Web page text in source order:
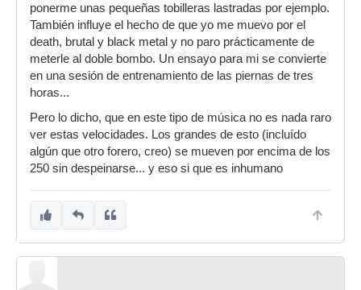
ponerme unas pequeñas tobilleras lastradas por ejemplo.
También influye el hecho de que yo me muevo por el
death, brutal y black metal y no paro prácticamente de
meterle al doble bombo. Un ensayo para mi se convierte
en una sesión de entrenamiento de las piernas de tres
horas...
Pero lo dicho, que en este tipo de música no es nada raro
ver estas velocidades. Los grandes de esto (incluído
algún que otro forero, creo) se mueven por encima de los
250 sin despeinarse... y eso si que es inhumano